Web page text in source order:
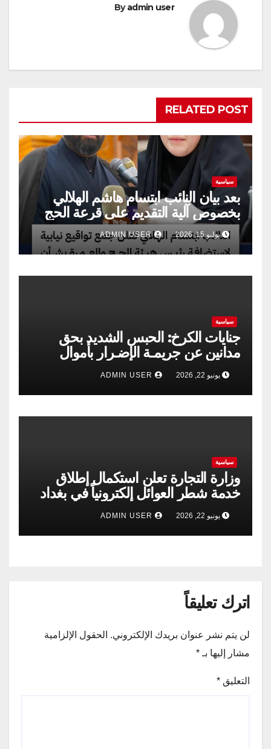
Byadmin user
RELATED POST
سياسية
بعد بيان النائب ابتسام هاشم الهلالي
بخصوص آلية التقديم على قرعة الحج
يوليو 15, 2026 ADMIN USER
سياسية
جنايات الكرخ: الحبس الشديد بحق
مدانين عن جريمـة الإضـرار بأموال
الشركة العامة لتجارة الحبوب
يونيو 22, 2026
سياسية
وزارة التجارة تعلن استكمال إطلاق
خدمة شطر العوائل إلكترونياً في بغداد
وجميع المحافظات
يونيو 22, 2026
اترك تعليقاً
لن يتم نشر عنوان بريدك الإلكتروني. الحقول الإلزامية
مشار إليها بـ *
التعليق *